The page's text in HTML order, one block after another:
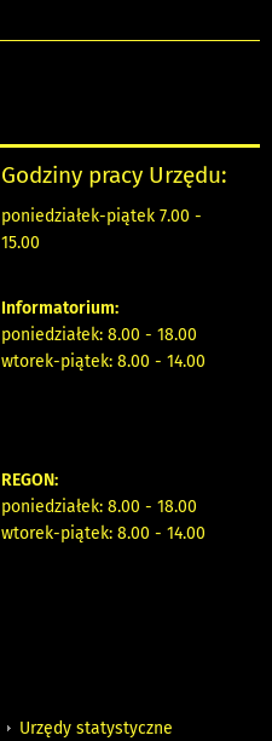
Godziny pracy Urzędu:
poniedziałek-piątek 7.00 -
15.00
Informatorium:
poniedziałek: 8.00 - 18.00
wtorek-piątek: 8.00 - 14.00
REGON:
poniedziałek: 8.00 - 18.00
wtorek-piątek: 8.00 - 14.00
Urzędy statystyczne